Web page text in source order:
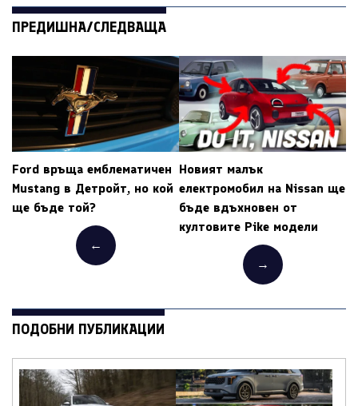
ПРЕДИШНА/СЛЕДВАЩА
Ford връща емблематичен
Mustang в Детройт, но кой
ще бъде той?
←
Новият малък
електромобил на Nissan ще
бъде вдъхновен от
култовите Pike модели
→
ПОДОБНИ ПУБЛИКАЦИИ